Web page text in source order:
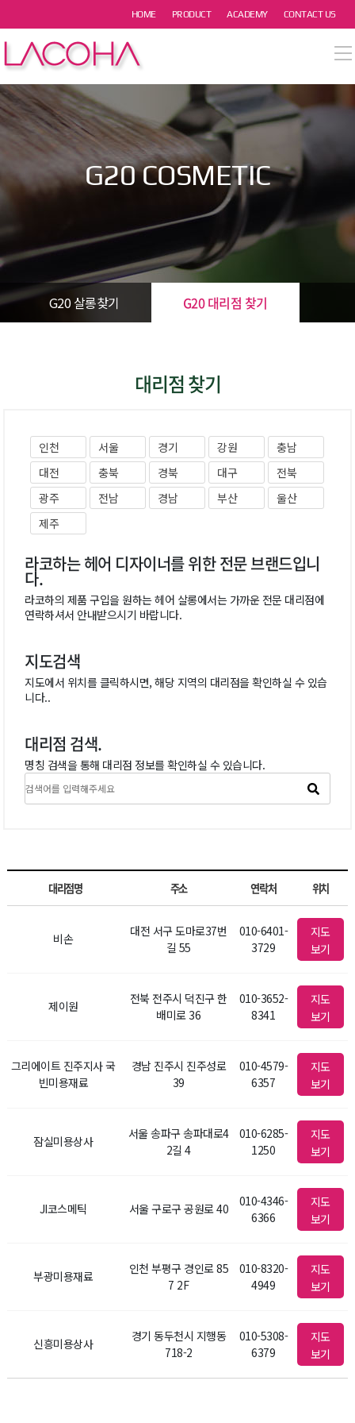
HOME PRODUCT ACADEMY CONTACT US
열기
열기
열기
열기 G20 COSMETIC
G20 살롱찾기 G20 대리점 찾기
대리점 찾기
인천 서울 경기 강원
충남
대전
충북 경북 대구
전북
광주
전남 경남 부산
울산
제주
라코하는 헤어 디자이너를 위한 전문 브랜드입니
다.
라코하의 제품 구입을 원하는 헤어 살롱에서는 가까운 전문 대리점에
연락하셔서 안내받으시기 바랍니다.
지도검색
지도에서 위치를 클릭하시면, 해당 지역의 대리점을 확인하실 수 있습
니다..
대리점 검색.
명칭 검색을 통해 대리점 정보를 확인하실 수 있습니다.
대리점명 주소 연락처 위치
비손
대전 서구 도마로37번
길 55
010-6401-
3729
지도
보기
제이원
전북 전주시 덕진구 한
배미로 36
010-3652-
8341
지도
보기
그리에이트 진주지사 국
빈미용재료
경남 진주시 진주성로
39
010-4579-
6357
지도
보기
잠실미용상사
서울 송파구 송파대로4
2길 4
010-6285-
1250
지도
보기
JI코스메틱 서울 구로구 공원로 40
010-4346-
6366
지도
보기
부광미용재료
인천 부평구 경인로 85
7 2F
010-8320-
4949
지도
보기
신흥미용상사
경기 동두천시 지행동
718-2
010-5308-
6379
지도
보기